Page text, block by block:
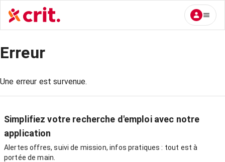
Erreur
Une erreur est survenue.
Simplifiez votre recherche d'emploi avec notre
application
Alertes offres, suivi de mission, infos pratiques : tout est à
portée de main.